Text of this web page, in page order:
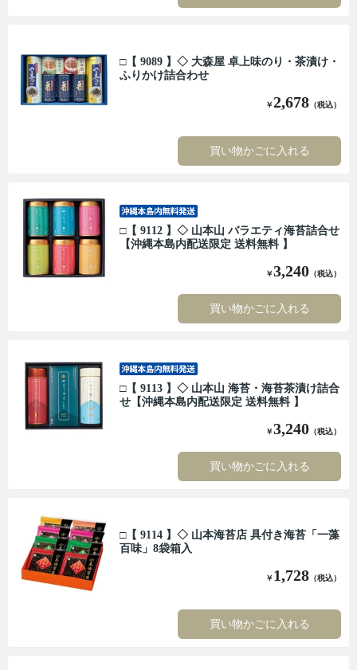
□【 9089 】◇ 大森屋 卓上味のり・茶漬け・
ふりかけ詰合わせ
￥2,678 （税込）
買い物かごに入れる
□【 9112 】◇ 山本山 バラエティ海苔詰合せ
【沖縄本島内配送限定 送料無料 】
￥3,240 （税込）
買い物かごに入れる
□【 9113 】◇ 山本山 海苔・海苔茶漬け詰合
せ【沖縄本島内配送限定 送料無料 】
￥3,240 （税込）
買い物かごに入れる
□【 9114 】◇ 山本海苔店 具付き海苔「一藻
百味」8袋箱入
￥ 1,728 （税込）
買い物かごに入れる